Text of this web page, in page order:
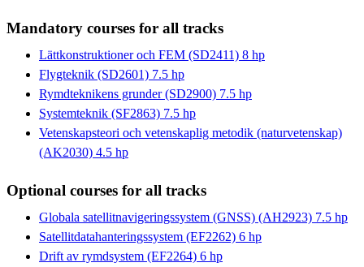
Mandatory courses for all tracks
Lättkonstruktioner och FEM (SD2411) 8 hp
Flygteknik (SD2601) 7.5 hp
Rymdteknikens grunder (SD2900) 7.5 hp
Systemteknik (SF2863) 7.5 hp
Vetenskapsteori och vetenskaplig metodik (naturvetenskap)
(AK2030) 4.5 hp
Optional courses for all tracks
Globala satellitnavigeringssystem (GNSS) (AH2923) 7.5 hp
Satellitdatahanteringssystem (EF2262) 6 hp
Drift av rymdsystem (EF2264) 6 hp